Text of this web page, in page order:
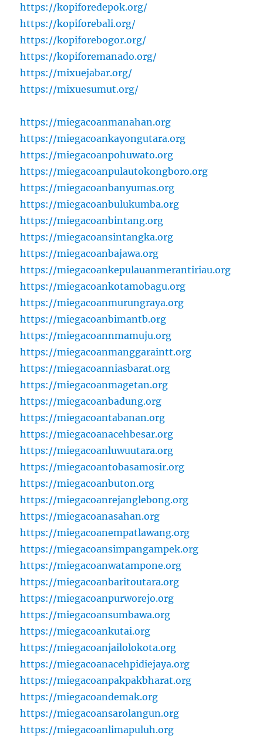
https://kopiforedepok.org/
https://kopiforebali.org/
https://kopiforebogor.org/
https://kopiforemanado.org/
https://mixuejabar.org/
https://mixuesumut.org/
https://miegacoanmanahan.org
https://miegacoankayongutara.org
https://miegacoanpohuwato.org
https://miegacoanpulautokongboro.org
https://miegacoanbanyumas.org
https://miegacoanbulukumba.org
https://miegacoanbintang.org
https://miegacoansintangka.org
https://miegacoanbajawa.org
https://miegacoankepulauanmerantiriau.org
https://miegacoankotamobagu.org
https://miegacoanmurungraya.org
https://miegacoanbimantb.org
https://miegacoannmamuju.org
https://miegacoanmanggaraintt.org
https://miegacoanniasbarat.org
https://miegacoanmagetan.org
https://miegacoanbadung.org
https://miegacoantabanan.org
https://miegacoanacehbesar.org
https://miegacoanluwuutara.org
https://miegacoantobasamosir.org
https://miegacoanbuton.org
https://miegacoanrejanglebong.org
https://miegacoanasahan.org
https://miegacoanempatlawang.org
https://miegacoansimpangampek.org
https://miegacoanwatampone.org
https://miegacoanbaritoutara.org
https://miegacoanpurworejo.org
https://miegacoansumbawa.org
https://miegacoankutai.org
https://miegacoanjailolokota.org
https://miegacoanacehpidiejaya.org
https://miegacoanpakpakbharat.org
https://miegacoandemak.org
https://miegacoansarolangun.org
https://miegacoanlimapuluh.org